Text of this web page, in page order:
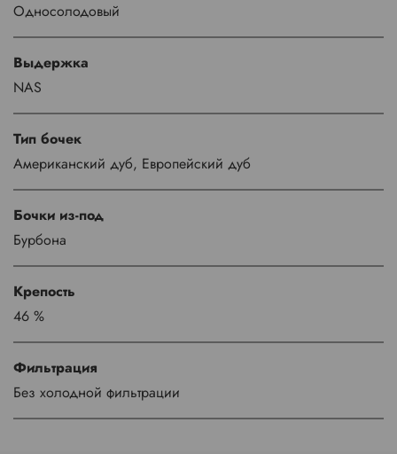
Односолодовый
Выдержка
NAS
Тип бочек
Американский дуб, Европейский дуб
Бочки из-под
Бурбона
Крепость
46 %
Фильтрация
Без холодной фильтрации